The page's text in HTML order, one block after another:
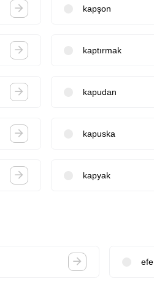
kapşon
kaptırmak
kapudan
kapuska
kapyak
efe